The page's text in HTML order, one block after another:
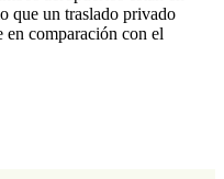
que un traslado privado
en comparación con el